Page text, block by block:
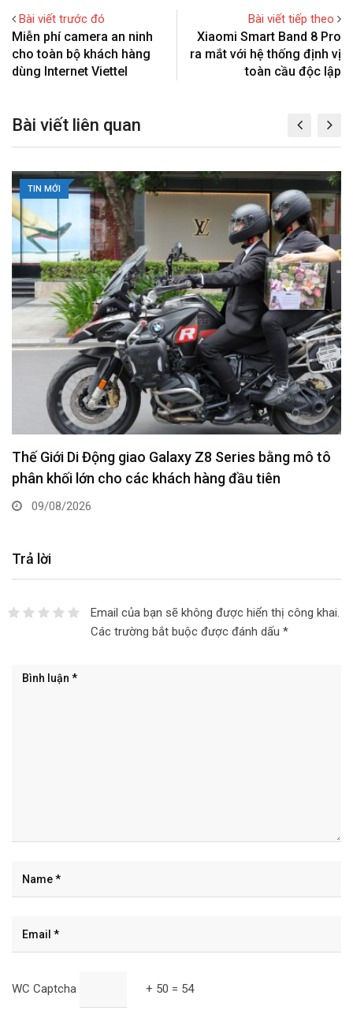
e
Bài viết trước đó
Miễn phí camera an ninh
cho toàn bộ khách hàng
dùng Internet Viettel
Bài viết tiếp theo
Xiaomi Smart Band 8 Pro
ra mắt với hệ thống định vị
toàn cầu độc lập
Bài viết liên quan
TIN MỚI
Thế Giới Di Động giao Galaxy Z8 Series bằng mô tô
phân khối lớn cho các khách hàng đầu tiên
09/08/2026
Trả lời
Email của bạn sẽ không được hiển thị công khai.
Các trường bắt buộc được đánh dấu *
WC Captcha + 50 = 54